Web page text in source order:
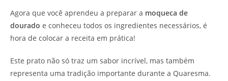
Agora que você aprendeu a preparar a moqueca de
dourado e conheceu todos os ingredientes necessários, é
hora de colocar a receita em prática!
Este prato não só traz um sabor incrível, mas também
representa uma tradição importante durante a Quaresma.